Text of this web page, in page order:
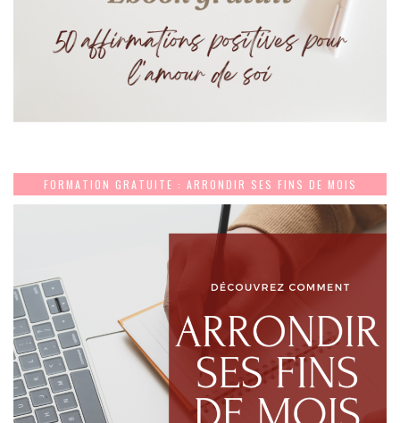
FORMATION GRATUITE : ARRONDIR SES FINS DE MOIS